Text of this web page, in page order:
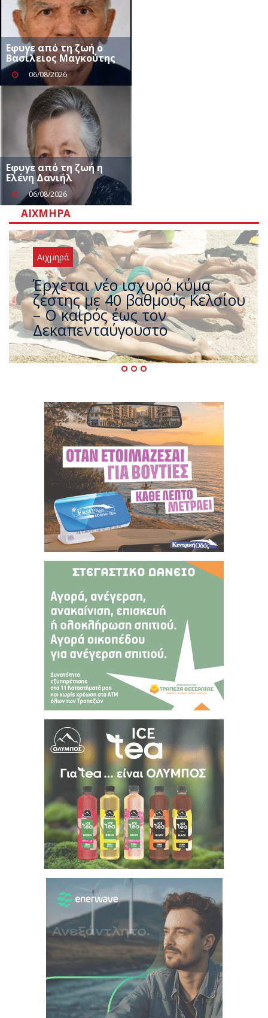
Eφυγε από τη ζωή ο
Βασίλειος Μαγκούτης
06/08/2026
Εφυγε από τη ζωή η
Ελένη Δανιήλ
06/08/2026
ΑΙΧΜΗΡΆ
Αιχμηρά
Άφαντος ο Τσίπρας… την ώρα
που η χώρα καίγεται